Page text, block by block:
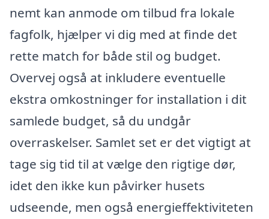
nemt kan anmode om tilbud fra lokale
fagfolk, hjælper vi dig med at finde det
rette match for både stil og budget.
Overvej også at inkludere eventuelle
ekstra omkostninger for installation i dit
samlede budget, så du undgår
overraskelser. Samlet set er det vigtigt at
tage sig tid til at vælge den rigtige dør,
idet den ikke kun påvirker husets
udseende, men også energieffektiviteten